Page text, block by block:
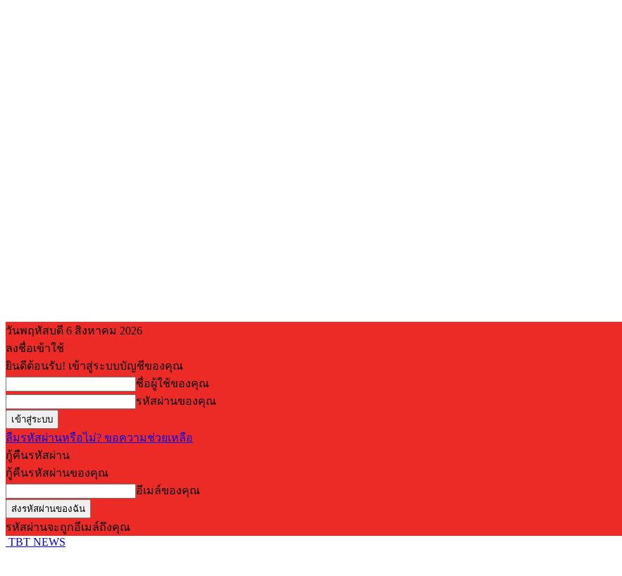
วันพฤหัสบดี 6 สิงหาคม 2026
ลงชื่อเข้าใช้
ยินดีต้อนรับ! เข้าสู่ระบบบัญชีของคุณ
ชื่อผู้ใช้ของคุณ
รหัสผ่านของคุณ
ลืมรหัสผ่านหรือไม่? ขอความช่วยเหลือ
กู้คืนรหัสผ่าน
กู้คืนรหัสผ่านของคุณ
อีเมล์ของคุณ
รหัสผ่านจะถูกอีเมล์ถึงคุณ
TBT NEWS